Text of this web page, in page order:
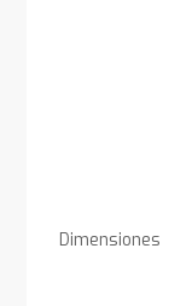
Dimensiones